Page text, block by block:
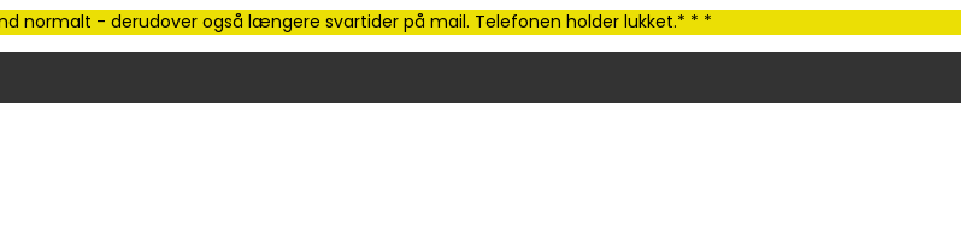
normalt - derudover også længere svartider på mail. Telefonen holder lukket.* * *